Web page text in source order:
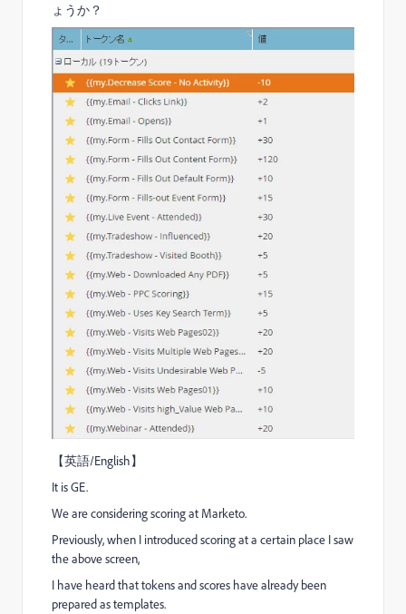
ょうか？
【英語/English】
It is GE.
We are considering scoring at Marketo.
Previously, when I introduced scoring at a certain place I saw
the above screen,
I have heard that tokens and scores have already been
prepared as templates.